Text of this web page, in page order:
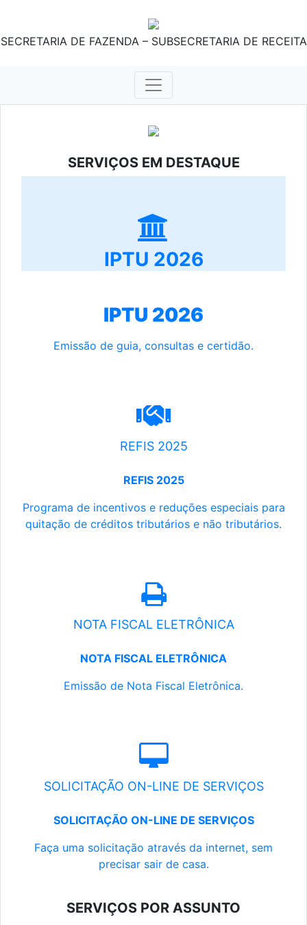
SECRETARIA DE FAZENDA – SUBSECRETARIA DE RECEITA
SERVIÇOS EM DESTAQUE
IPTU 2026
IPTU 2026
Emissão de guia, consultas e certidão.
REFIS 2025
REFIS 2025
Programa de incentivos e reduções especiais para
quitação de créditos tributários e não tributários.
NOTA FISCAL ELETRÔNICA
NOTA FISCAL ELETRÔNICA
Emissão de Nota Fiscal Eletrônica.
SOLICITAÇÃO ON-LINE DE SERVIÇOS
SOLICITAÇÃO ON-LINE DE SERVIÇOS
Faça uma solicitação através da internet, sem
precisar sair de casa.
SERVIÇOS POR ASSUNTO